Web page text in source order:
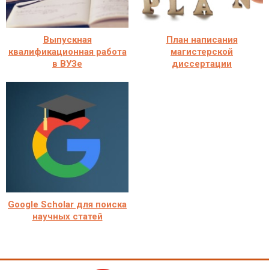
Выпускная
квалификационная работа
в ВУЗе
План написания
магистерской
диссертации
Google Scholar для поиска
научных статей